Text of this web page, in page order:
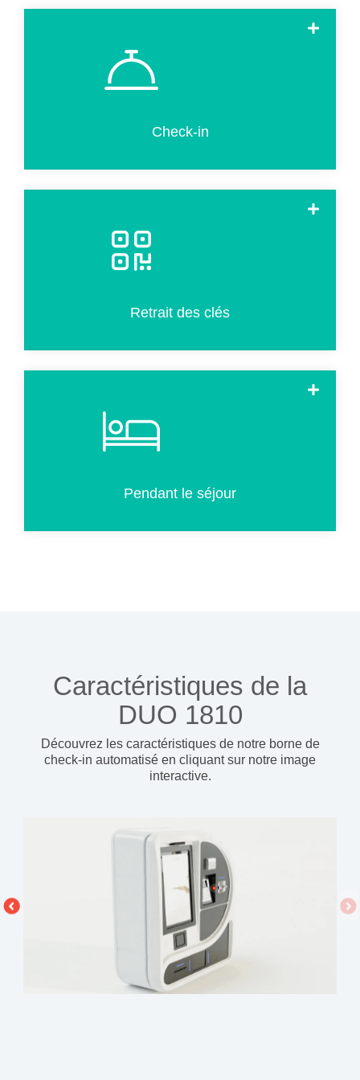
Check-in
L'enregistrement se fait en quelques étapes simples. Il
s'agit de remplir la carte d'enregistrement, de scanner le
passeport, d'ajouter des produits et de payer par carte de
Retrait des clés
Récupérer les clés des chambres en moins de 20
secondes en scannant un code QR si le pré-
enregistrement a été effectué en ligne avant l'arrivée.
Pendant le séjour
Les clients internes (déjà enregistrés) peuvent utiliser le
kiosque pour créer une clé supplémentaire ou de
Caractéristiques de la
DUO 1810
Découvrez les caractéristiques de notre borne de
check-in automatisé en cliquant sur notre image
interactive.